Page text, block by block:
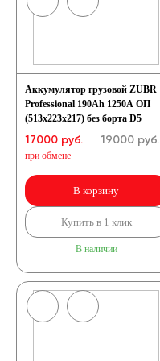
Аккумулятор грузовой ZUBR
Professional 190Ah 1250A ОП
(513x223x217) без борта D5
17000 руб.
при обмене
19000руб.
В корзину
Купить в 1 клик
В наличии